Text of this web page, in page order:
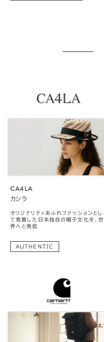
CA4LA
カシラ
オリジナリティあふれファッションとし
て発展した日本独自の帽子文化を、世
界へと発信
AUTHENTIC